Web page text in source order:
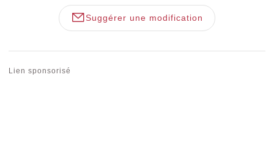
Suggérer une modification
Lien sponsorisé